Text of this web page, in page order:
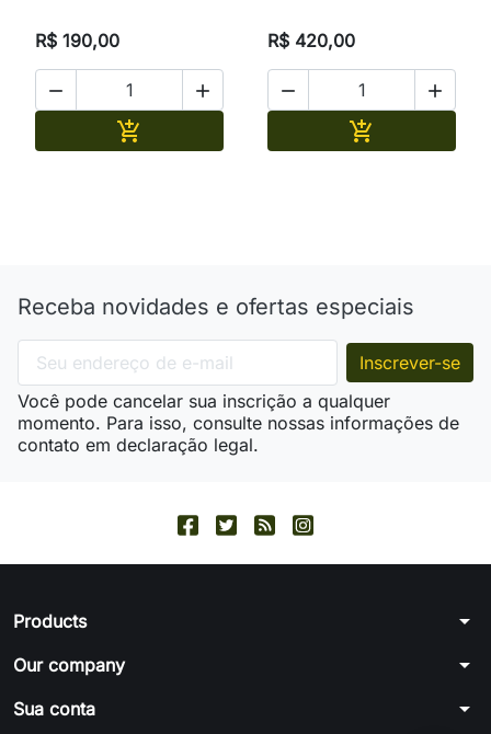
R$ 190,00
 

R$ 420,00
 

Receba novidades e ofertas especiais
Você pode cancelar sua inscrição a qualquer
momento. Para isso, consulte nossas informações de
contato em declaração legal.
Products arrow_drop_down
Our company arrow_drop_down
Sua conta arrow_drop_down